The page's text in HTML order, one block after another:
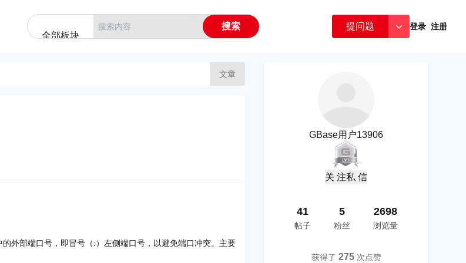
全部板块
搜索 提问题 登录 注册
文章
外部端口号，即冒号（:）左侧端口号，以避免端口冲突。主要
GBase用户13906
关 注私 信
41
帖子
5
粉丝
2698
浏览量
获得了 275 次点赞